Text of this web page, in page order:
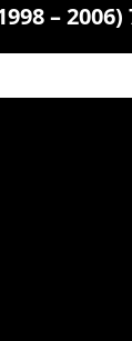
–